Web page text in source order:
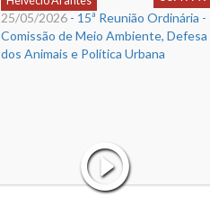
25/05/2026 - 15ª Reunião Ordinária -
Comissão de Meio Ambiente, Defesa
dos Animais e Política Urbana